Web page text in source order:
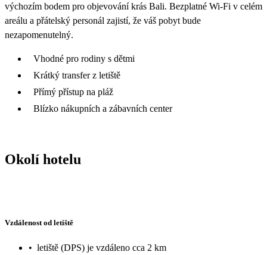
výchozím bodem pro objevování krás Bali. Bezplatné Wi-Fi v celém
areálu a přátelský personál zajistí, že váš pobyt bude
nezapomenutelný.
Vhodné pro rodiny s dětmi
Krátký transfer z letiště
Přímý přístup na pláž
Blízko nákupních a zábavních center
Okolí hotelu
Vzdálenost od letiště
• letiště (DPS) je vzdáleno cca 2 km